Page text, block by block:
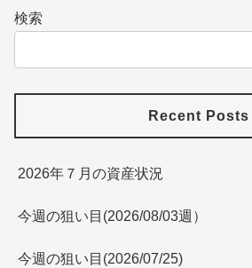
検索
Recent Posts
2026年７月の資産状況
今週の狙い目(2026/08/03週）
今週の狙い目(2026/07/25)